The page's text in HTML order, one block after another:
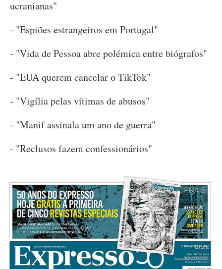
ucranianas"
- "Espiões estrangeiros em Portugal"
- "Vida de Pessoa abre polémica entre biógrafos"
- "EUA querem cancelar o TikTok"
- "Vigília pelas vítimas de abusos"
- "Manif assinala um ano de guerra"
- "Reclusos fazem confessionários"